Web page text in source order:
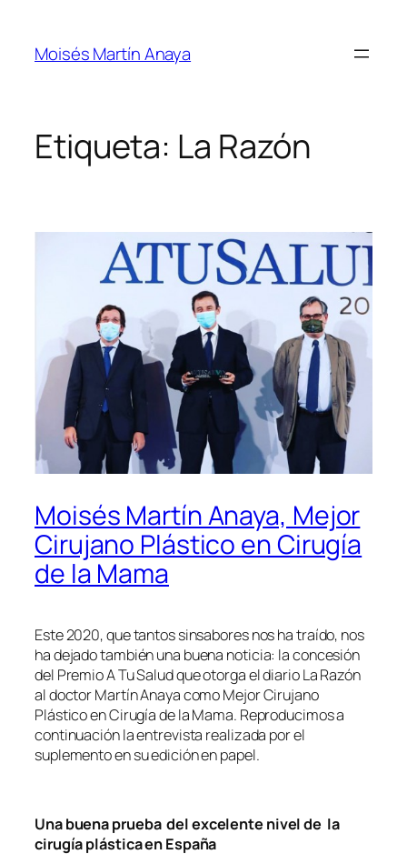
contenido
Moisés Martín Anaya
Etiqueta: La Razón
Moisés Martín Anaya, Mejor
Cirujano Plástico en Cirugía
de la Mama
Este 2020, que tantos sinsabores nos ha traído, nos
ha dejado también una buena noticia: la concesión
del Premio A Tu Salud que otorga el diario La Razón
al doctor Martín Anaya como Mejor Cirujano
Plástico en Cirugía de la Mama. Reproducimos a
continuación la entrevista realizada por el
suplemento en su edición en papel.
Una buena pruebadel excelente nivel de la
cirugía plástica en España